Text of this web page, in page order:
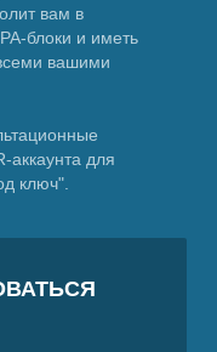
вам в
блоки и иметь
вашими
аккаунта для
ключ".